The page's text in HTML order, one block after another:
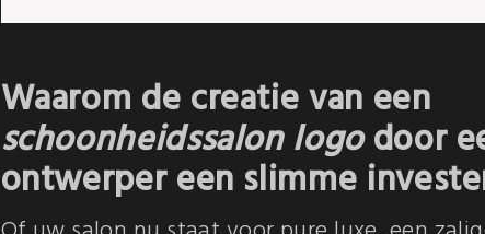
Waarom de creatie van een
schoonheidssalon logodoor
ontwerper een slimme